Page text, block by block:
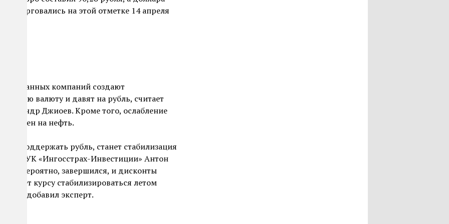
торговались на этой отметке 14 апреля
компаний создают
валюту и давят на рубль, считает
Джиоев. Кроме того, ослабление
цен на нефть.
бы поддержать рубль, станет стабилизация
УК «Ингосстрах-Инвестиции» Антон
газ, вероятно, завершился, и дисконты
курсу стабилизироваться летом
— добавил эксперт.